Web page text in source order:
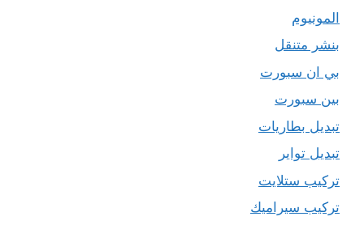
المونيوم
بنشر متنقل
بي ان سبورت
بين سبورت
تبديل بطاريات
تبديل تواير
تركيب ستلايت
تركيب سيراميك